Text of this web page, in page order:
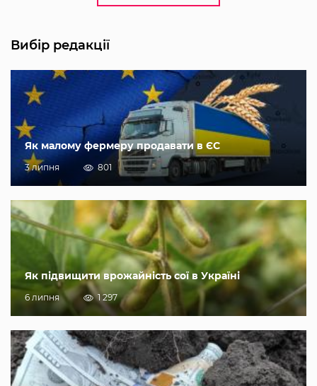
Вибір редакції
Як малому фермеру продавати в ЄС
3 липня 801
Як підвищити врожайність сої в Україні
6 липня 1 297